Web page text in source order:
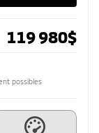
119 980$
possibles